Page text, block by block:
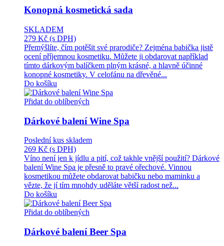
Konopná kosmetická sada
SKLADEM
279 Kč (s DPH)
Přemýšlíte, čím potěšit své prarodiče? Zejména babička jistě
ocení příjemnou kosmetiku. Můžete ji obdarovat například
tímto dárkovým balíčkem plným krásné, a hlavně účinné
konopné kosmetiky. V celofánu na dřevěné...
Do košíku
Přidat do oblíbených
Dárkové balení Wine Spa
Poslední kus skladem
269 Kč (s DPH)
Víno není jen k jídlu a pití, což takhle vnější použití? Dárkové
balení Wine Spa je přesně to pravé ořechové. Vinnou
kosmetikou můžete obdarovat babičku nebo maminku a
vězte, že jí tím mnohdy uděláte větší radost než...
Do košíku
Přidat do oblíbených
Dárkové balení Beer Spa